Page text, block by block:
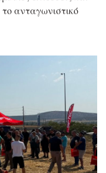
ανταγωνιστικό